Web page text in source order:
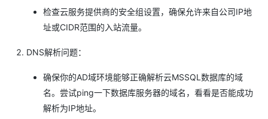
检查云服务提供商的安全组设置，确保允许来自公司IP地
址或CIDR范围的入站流量。
DNS解析问题：
确保你的AD域环境能够正确解析云MSSQL数据库的域
名。尝试ping一下数据库服务器的域名，看看是否能成功
解析为IP地址。